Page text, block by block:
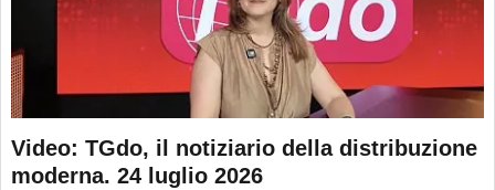
Video: TGdo, il notiziario della distribuzione
moderna. 24 luglio 2026